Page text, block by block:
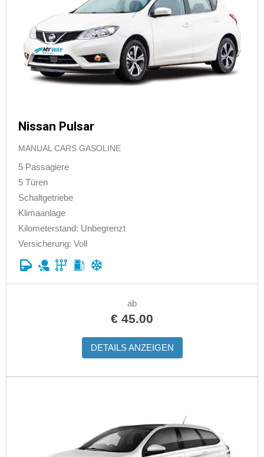
Nissan Pulsar
MANUAL CARS GASOLINE
5 Passagiere
5 Türen
Schaltgetriebe
Klimaanlage
Kilometerstand: Unbegrenzt
Versicherung: Voll
ab
€ 45.00
DETAILS ANZEIGEN